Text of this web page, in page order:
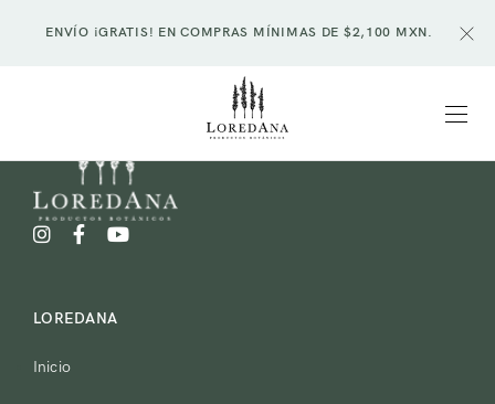
ENVÍO ¡GRATIS! EN COMPRAS MÍNIMAS DE $2,100 MXN.
LOREDANA
Inicio